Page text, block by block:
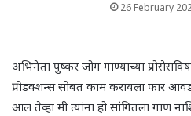
26 February
अभिनेता पुष्कर जोग गाण्याच्या
प्रोडक्शन्स सोबत काम करायला फार
आल तेव्हा मी त्यांना हो सांगितला गाण